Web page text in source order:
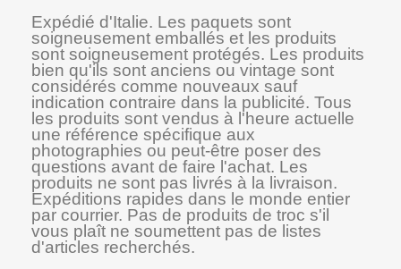
Expédié d'Italie. Les paquets sont
soigneusement emballés et les produits
sont soigneusement protégés. Les produits
bien qu'ils sont anciens ou vintage sont
considérés comme nouveaux sauf
indication contraire dans la publicité. Tous
les produits sont vendus à l'heure actuelle
une référence spécifique aux
photographies ou peut-être poser des
questions avant de faire l'achat. Les
produits ne sont pas livrés à la livraison.
Expéditions rapides dans le monde entier
par courrier. Pas de produits de troc s'il
vous plaît ne soumettent pas de listes
d'articles recherchés.